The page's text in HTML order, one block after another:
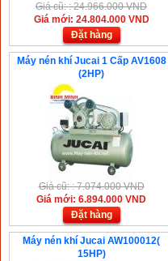
Giá cũ: : 24.966.000 VND
Giá mới: 24.804.000 VND
Đặt hàng
Máy nén khí Jucai 1 Cấp AV1608
(2HP)
Giá cũ: : 7.074.000 VND
Giá mới: 6.894.000 VND
Đặt hàng
Máy nén khí Jucai AW100012(
15HP)